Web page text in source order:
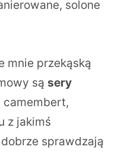
solone
mnie przekąską
są sery
z jakimś
sprawdzają